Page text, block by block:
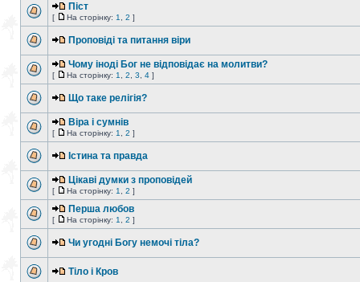
Піст
[ На сторінку: 1 2 ]
Проповіді та питання віри
Чому іноді Бог не відповідає на молитви?
[ На сторінку: 1 2 3 4 ]
Що таке релігія?
Віра і сумнів
[ На сторінку: 1 2 ]
Істина та правда
Цікаві думки з проповідей
[ На сторінку: 1 2 ]
Перша любов
[ На сторінку: 1 2 ]
Чи угодні Богу немочі тіла?
Тіло і Кров